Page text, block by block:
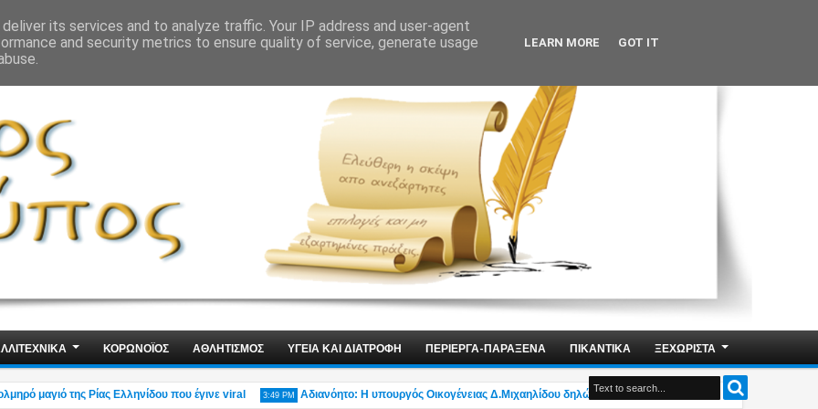
ΚΟΡΩΝΟΪΟΣ ΑΘΛΗΤΙΣΜΟΣ ΥΓΕΙΑ ΚΑΙ ΔΙΑΤΡΟΦΗ ΠΕΡΙΕΡΓΑ-ΠΑΡΑΞΕΝΑ ΠΙΚΑΝΤΙΚΑ ΞΕΧΩΡΙΣΤΑ
μαγιό της Ρίας Ελληνίδου που έγινε viral 3:49 PM Αδιανόητο: Η υπουργός Οικογένειας Δ.Μιχαηλίδου δηλώνει «Δεν υπάρχει η ελληνική οικογένεια του
its services and to analyze traffic. Your IP address and user-agent
and security metrics to ensure quality of service, generate usage
LEARN MORE GOT IT